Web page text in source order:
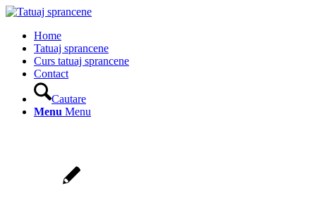
Home
Tatuaj sprancene
Curs tatuaj sprancene
Contact
Cautare
Menu Menu